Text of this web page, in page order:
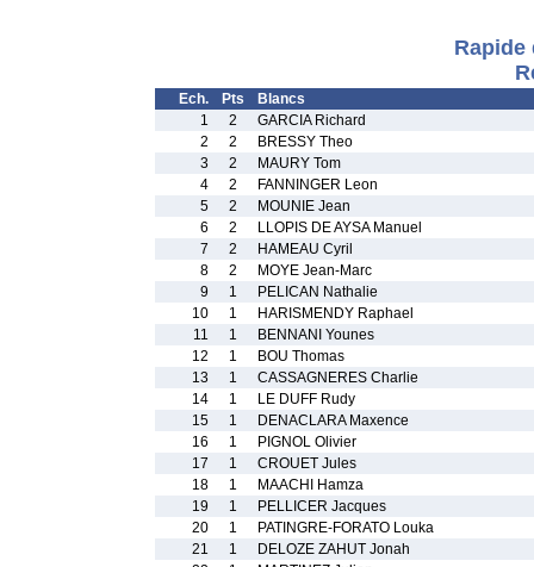
Rapide
Ech. Pts
Blancs
1
2
GARCIA Richard
2
2
BRESSY Theo
3
2
MAURY Tom
4
2
FANNINGER Leon
5
2
MOUNIE Jean
6
2
LLOPIS DE AYSA Manuel
7
2
HAMEAU Cyril
8
2
MOYE Jean-Marc
9
1
PELICAN Nathalie
10
1
HARISMENDY Raphael
11
1
BENNANI Younes
12
1
BOU Thomas
13
1
CASSAGNERES Charlie
14
1
LE DUFF Rudy
15
1
DENACLARA Maxence
16
1
PIGNOL Olivier
17
1
CROUET Jules
18
1
MAACHI Hamza
19
1
PELLICER Jacques
20
1
PATINGRE-FORATO Louka
21
1
DELOZE ZAHUT Jonah